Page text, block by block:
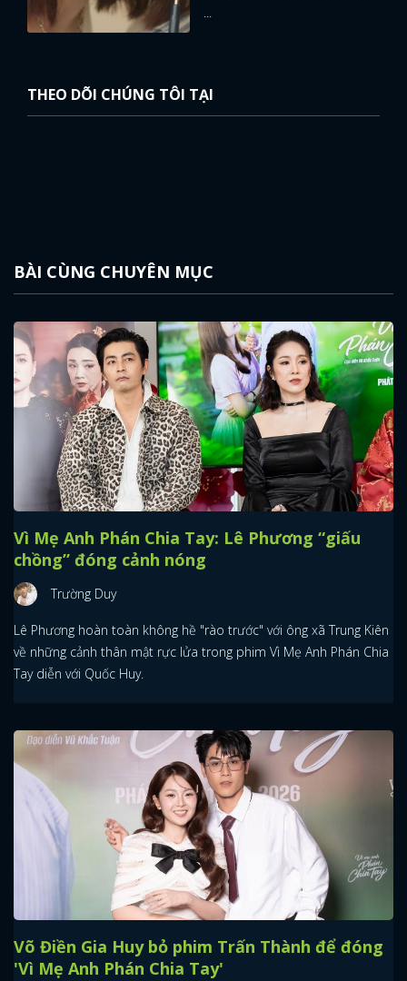
x
ĐĂNG NHẬP
THEO DÕI CHÚNG TÔI TẠI
BÀI CÙNG CHUYÊN MỤC
Vì Mẹ Anh Phán Chia Tay: Lê Phương “giấu
chồng” đóng cảnh nóng
Trường Duy
Lê Phương hoàn toàn không hề "rào trước" với ông xã Trung Kiên
về những cảnh thân mật rực lửa trong phim Vì Mẹ Anh Phán Chia
Tay diễn với Quốc Huy.
Võ Điền Gia Huy bỏ phim Trấn Thành để đóng
'Vì Mẹ Anh Phán Chia Tay'